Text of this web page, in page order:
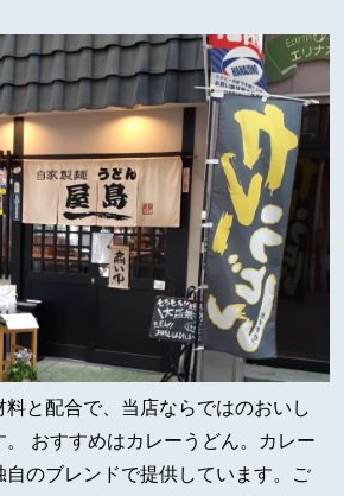
と配合で、当店ならではのおいし
。 おすすめはカレーうどん。カレー
自のブレンドで提供しています。ご